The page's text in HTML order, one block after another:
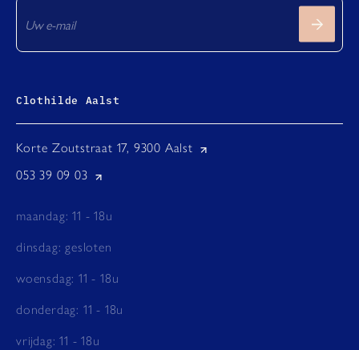
Clothilde Aalst
Korte Zoutstraat 17, 9300 Aalst
053 39 09 03
maandag: 11 - 18u
dinsdag: gesloten
woensdag: 11 - 18u
donderdag: 11 - 18u
vrijdag: 11 - 18u